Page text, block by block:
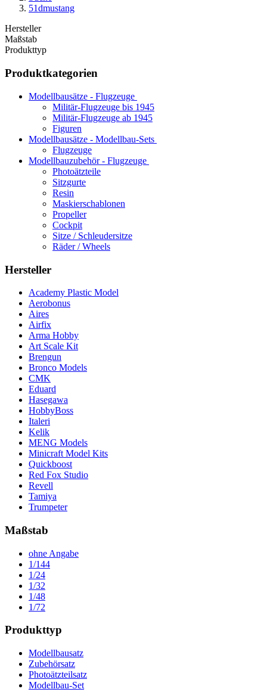
51dmustang
Hersteller
Maßstab
Produkttyp
Produktkategorien
Modellbausätze - Flugzeuge
Militär-Flugzeuge bis 1945
Militär-Flugzeuge ab 1945
Figuren
Modellbausätze - Modellbau-Sets
Flugzeuge
Modellbauzubehör - Flugzeuge
Photoätzteile
Sitzgurte
Resin
Maskierschablonen
Propeller
Cockpit
Sitze / Schleudersitze
Räder / Wheels
Hersteller
Academy Plastic Model
Aerobonus
Aires
Airfix
Arma Hobby
Art Scale Kit
Brengun
Bronco Models
CMK
Eduard
Hasegawa
HobbyBoss
Italeri
Kelik
MENG Models
Minicraft Model Kits
Quickboost
Red Fox Studio
Revell
Tamiya
Trumpeter
Maßstab
ohne Angabe
1/144
1/24
1/32
1/48
1/72
Produkttyp
Modellbausatz
Zubehörsatz
Photoätzteilsatz
Modellbau-Set